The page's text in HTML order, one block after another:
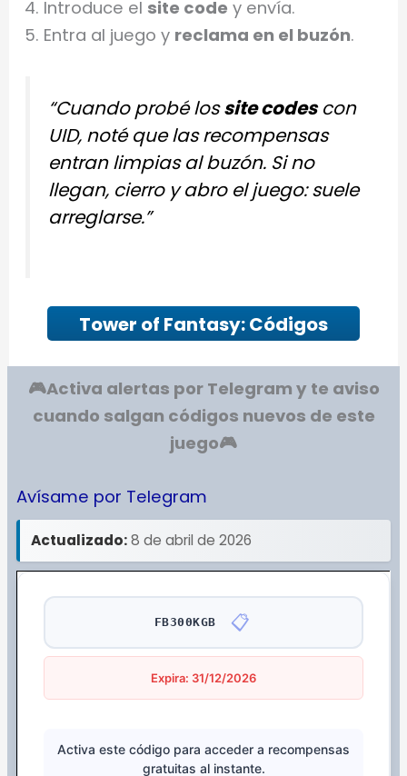
Introduce el site code y envía.
Entra al juego y reclama en el buzón.
“Cuando probé lossite codescon
UID, noté que las recompensas
entran limpias al buzón. Si no
llegan, cierro y abro el juego: suele
arreglarse.”
Tower of Fantasy: Códigos
🎮Activa alertas por Telegram y te aviso
cuando salgan códigos nuevos de este
juego🎮
Avísame por Telegram
Actualizado:8 de abril de 2026
FB300KGB 📋
Expira: 31/12/2026
Activa este código para acceder a recompensas
gratuitas al instante.